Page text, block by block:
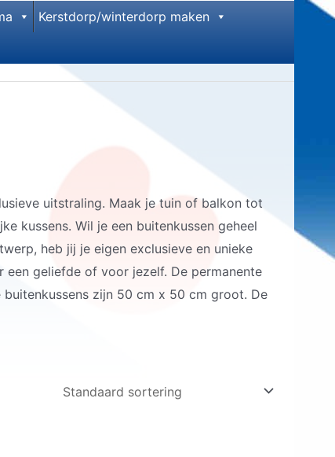
Kerstdorp/winterdorp maken
uitstraling. Maak je tuin of balkon tot
kussens. Wil je een buitenkussen geheel
heb jij je eigen exclusieve en unieke
een geliefde of voor jezelf. De permanente
zijn 50 cm x 50 cm groot. De